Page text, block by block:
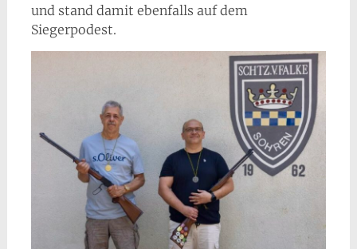
und stand damit ebenfalls auf dem
Siegerpodest.